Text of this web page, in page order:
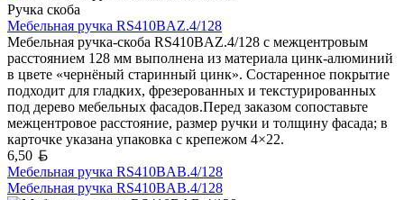
Ручка скоба
Мебельная ручка RS410BAZ.4/128
Мебельная ручка-скоба RS410BAZ.4/128 с межцентровым
расстоянием 128 мм выполнена из материала цинк-алюминий
в цвете «чернёный старинный цинк». Состаренное покрытие
подходит для гладких, фрезерованных и текстурированных
под дерево мебельных фасадов.Перед заказом сопоставьте
межцентровое расстояние, размер ручки и толщину фасада; в
карточке указана упаковка с крепежом 4×22.
6,50
Мебельная ручка RS410BAB.4/128
Мебельная ручка RS410BAB.4/128